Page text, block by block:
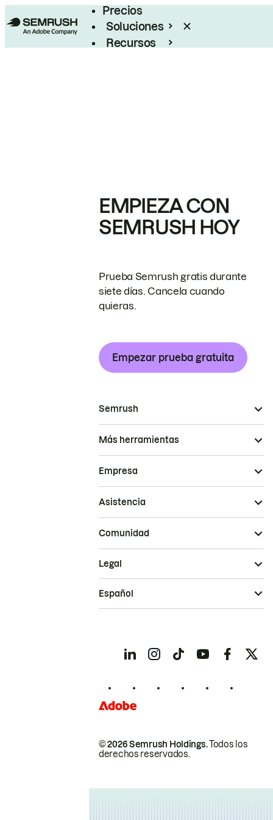
Precios
Soluciones
Recursos
EMPIEZA CON
SEMRUSH HOY
Prueba Semrush gratis durante
siete días. Cancela cuando
quieras.
Empezar prueba gratuita
Semrush
Más herramientas
Empresa
Asistencia
Comunidad
© 2026 Semrush Holdings.Todos los
derechos reservados.
Legal
Español